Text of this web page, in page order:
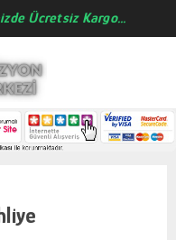
Ücretsiz Kargo...